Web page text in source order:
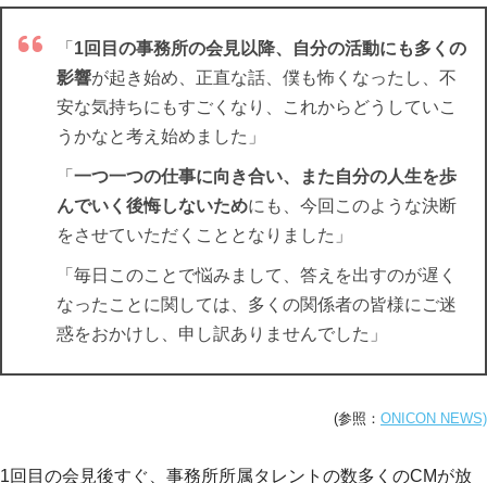
「 1回目の事務所の会見以降、自分の活動にも多くの
影響が起き始め、正直な話、僕も怖くなったし、不
安な気持ちにもすごくなり、これからどうしていこ
うかなと考え始めました」
「 一つ一つの仕事に向き合い、また自分の人生を歩
んでいく後悔しないためにも、今回このような決断
をさせていただくこととなりました」
「毎日このことで悩みまして、答えを出すのが遅く
なったことに関しては、多くの関係者の皆様にご迷
惑をおかけし、申し訳ありませんでした」
(参照： ONICON NEWS)
1回目の会見後すぐ、事務所所属タレントの数多くのCMが放